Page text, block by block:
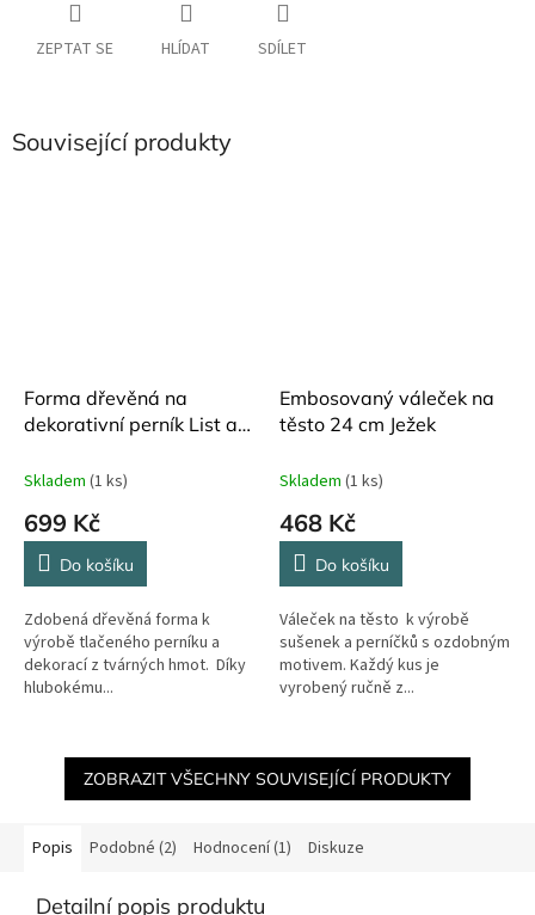
ZEPTAT SE HLÍDAT SDÍLET
Související produkty
Forma dřevěná na
dekorativní perník List a
Skladem (1 ks)
699 Kč
Do košíku
Zdobená dřevěná forma k
výrobě tlačeného perníku a
dekorací z tvárných hmot. Díky
hlubokému...
Embosovaný váleček na
těsto 24 cm Ježek
Skladem (1 ks)
468 Kč
Do košíku
Váleček na těsto k výrobě
sušenek a perníčků s ozdobným
motivem. Každý kus je
vyrobený ručně z...
ZOBRAZIT VŠECHNY SOUVISEJÍCÍ PRODUKTY
Popis Podobné (2) Hodnocení (1) Diskuze
Detailní popis produktu